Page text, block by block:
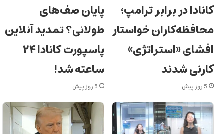
کانادا در برابر ترامپ؛
محافظه‌کاران خواستار
افشای «استراتژی»
کارنی شدند
5 روز پیش
پایان صف‌های
طولانی؟ تمدید آنلاین
پاسپورت کانادا ۲۴
ساعته شد!
5 روز پیش